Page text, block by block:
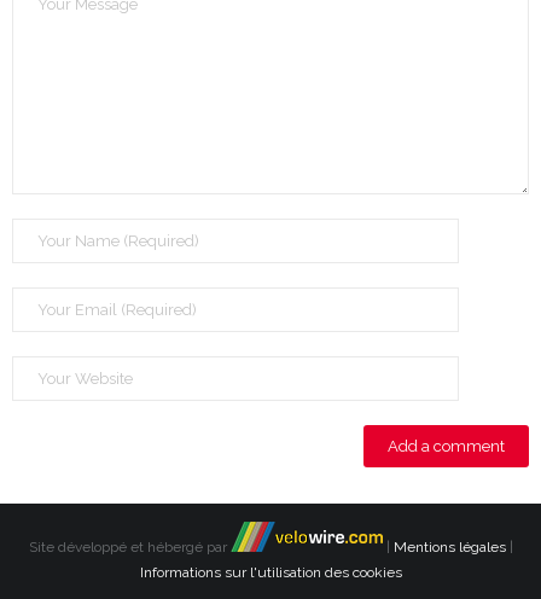
Site développé et hébergé par | Mentions légales|
Informations sur l'utilisation des cookies